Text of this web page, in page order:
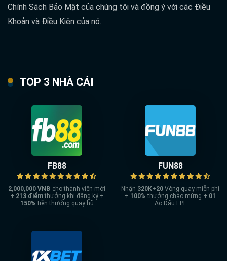
Chính Sách Bảo Mật của chúng tôi và đồng ý với các Điều
Khoản và Điều Kiện của nó.
TOP 3 NHÀ CÁI
FB88
2,000,000 VNĐ cho thành viên mới
+ 213 điểmthưởng khi đăng ký +
150% tiền thưởng quay hũ
FUN88
Nhận 320K+20 Vòng quay miễn phí
+ 100% thưởng chào mừng + 01
Áo Đấu EPL